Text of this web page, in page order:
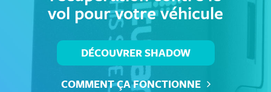
vol pour votre véhicule
DÉCOUVRER SHADOW
COMMENT ÇA FONCTIONNE